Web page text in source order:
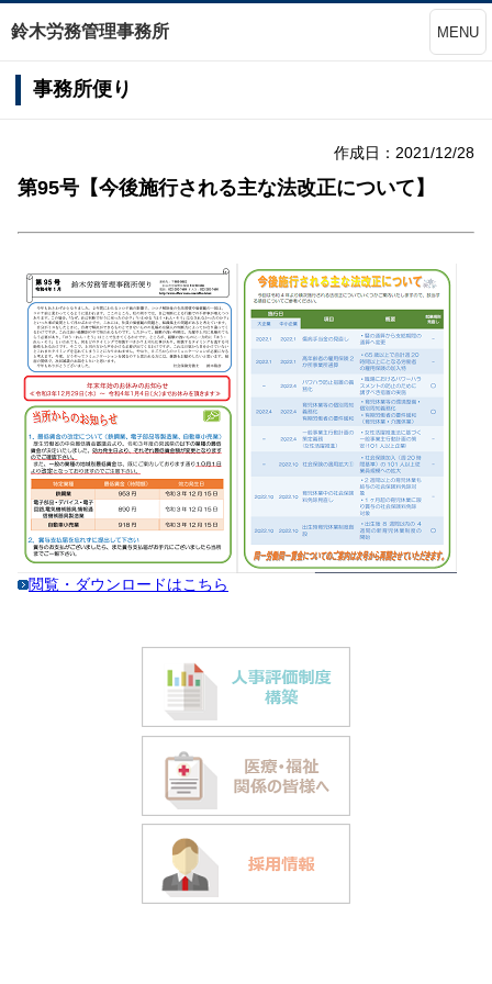
鈴木労務管理事務所 MENU
事務所便り
作成日：2021/12/28
第95号【今後施行される主な法改正について】
閲覧・ダウンロードはこちら